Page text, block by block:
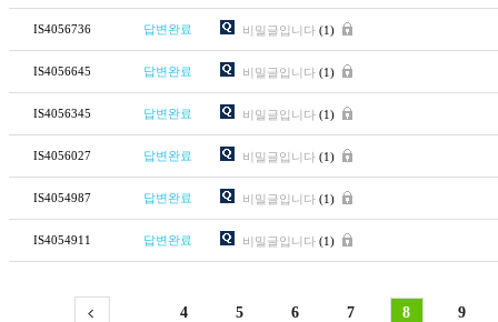
IS4056736 답변완료 비밀글입니다 (1)
IS4056645 답변완료 비밀글입니다 (1)
IS4056345 답변완료 비밀글입니다 (1)
IS4056027 답변완료 비밀글입니다 (1)
IS4054987 답변완료 비밀글입니다 (1)
IS4054911 답변완료 비밀글입니다 (1)
4 5 6 7 8 9